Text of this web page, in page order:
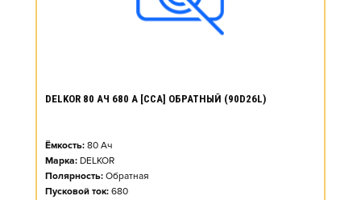
DELKOR 80 АЧ 680 А [CCA] ОБРАТНЫЙ (90D26L)
Ёмкость: 80 Ач
Марка: DELKOR
Полярность: Обратная
Пусковой ток: 680